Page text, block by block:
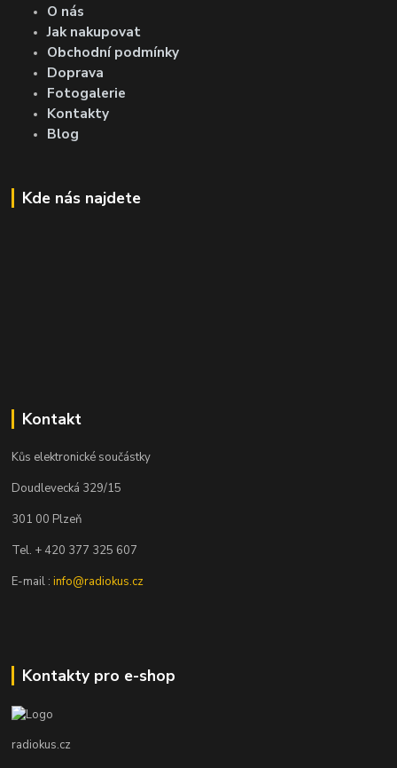
O nás
Jak nakupovat
Obchodní podmínky
Doprava
Fotogalerie
Kontakty
Blog
Kde nás najdete
Kontakt
Kůs elektronické součástky
Doudlevecká 329/15
301 00 Plzeň
Tel. + 420 377 325 607
E-mail :info@radiokus.cz
Kontakty pro e-shop
radiokus.cz